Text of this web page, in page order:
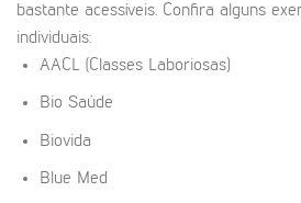
bastante acessíveis. Confira alguns
individuais:
AACL (Classes Laboriosas)
Bio Saúde
Biovida
Blue Med